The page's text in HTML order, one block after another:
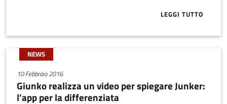
LEGGI TUTTO
ABOUT
NEWS
10 Febbraio 2016
Giunko realizza un video per spiegare Junker:
l'app per la differenziata